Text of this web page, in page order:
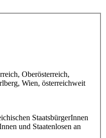
Oberösterreich,
Wien, österreichweit
StaatsbürgerInnen
und Staatenlosen an